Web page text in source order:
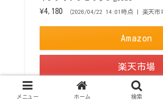
¥4,180
（2026/04/22 14:01時点 | 楽天市
Amazon
楽天市場
Yahooショッピ
メニュー ホーム 検索